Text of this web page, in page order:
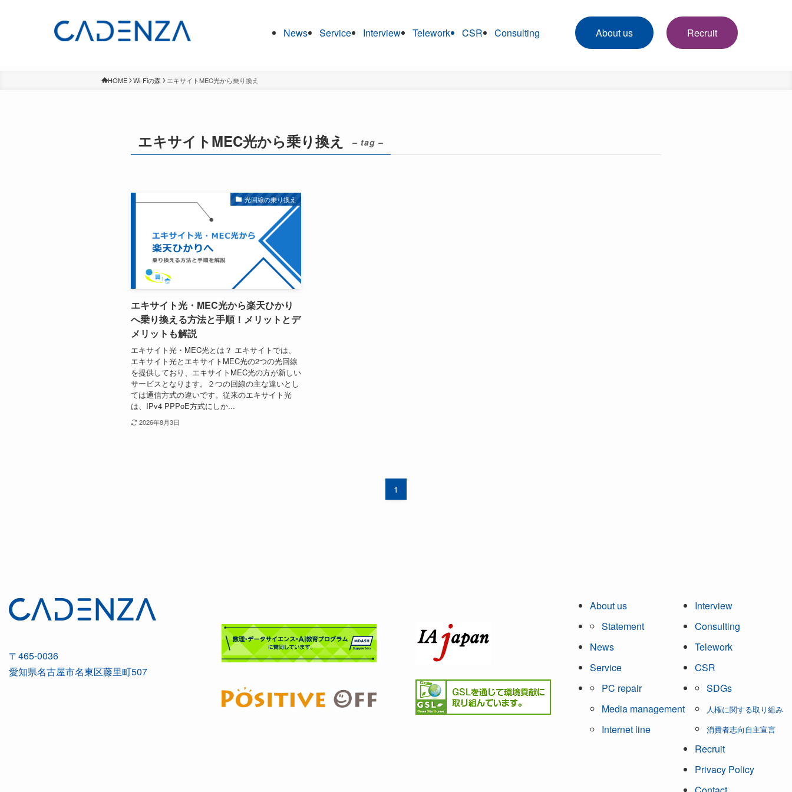
News Service Interview Telework CSR Consulting About us Recruit
HOME Wi-Fiの森 エキサイトMEC光から乗り換え
エキサイトMEC光から乗り換え – tag –
光回線の乗り換え
エキサイト光・MEC光から楽天ひかり
へ乗り換える方法と手順！メリットとデ
メリットも解説
エキサイト光・MEC光とは？ エキサイトでは、
エキサイト光とエキサイトMEC光の2つの光回線
を提供しており、エキサイトMEC光の方が新しい
サービスとなります。２つの回線の主な違いとし
ては通信方式の違いです。従来のエキサイト光
は、IPv4 PPPoE方式にしか...
2026年8月3日
1
〒465-0036
愛知県名古屋市名東区藤里町507
About us
Statement
News
Service
PC repair
Media management
Internet line
Interview
Consulting
Telework
CSR
SDGs
人権に関する取り組み
消費者志向自主宣言
Recruit
Privacy Policy